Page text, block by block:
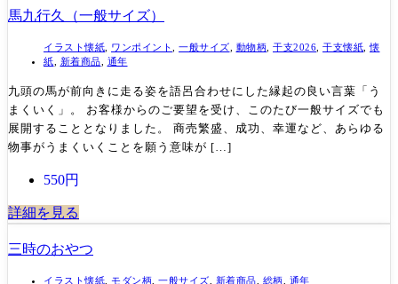
馬九行久（一般サイズ）
イラスト懐紙 ワンポイント 一般サイズ 動物柄 干支2026 干支懐紙 ,懐
紙
新着商品 通年
九頭の馬が前向きに走る姿を語呂合わせにした縁起の良い言葉「う
まくいく」。 お客様からのご要望を受け、このたび一般サイズでも
展開することとなりました。 商売繁盛、成功、幸運など、あらゆる
物事がうまくいくことを願う意味が […]
550円
詳細を見る
三時のおやつ
イラスト懐紙 モダン柄 一般サイズ 新着商品 総柄 通年